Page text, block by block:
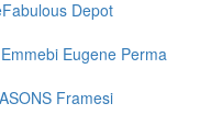
Depot
Emmebi Eugene Perma
Framesi